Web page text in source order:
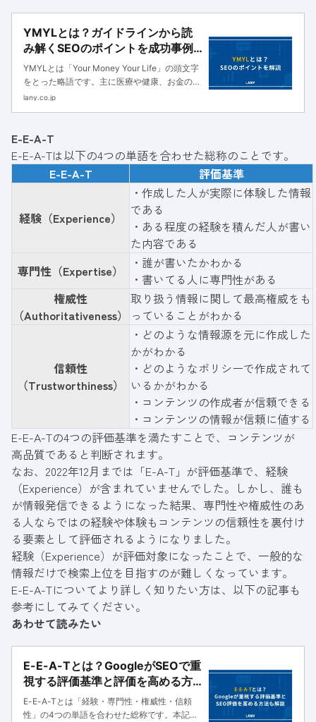
YMYLとは？ガイドラインから読
み解くSEOのポイントを成功事例
とともに解説
YMYLとは「Your Money Your Life」の頭文字
をとった略語です。主に医療や健康、お金のよ
うな人生を左右する可能性があるジャンルのこ
められ...
lany.co.jp
E-E-A-T
E-E-A-Tは以下の4つの単語を合わせた総称のことです。
E-E-A-T
評価基準
経験（Experience）
・作成した人が実際に体験した情報
である
・ある程度の経験を積んだ人が書い
た内容である
専門性（Expertise）
・誰が書いたかわかる
・書いてる人に専門性がある
権威性
（Authoritativeness）
取り扱う情報に関して最高権威をも
っていることがわかる
信頼性
（Trustworthiness）
・どのような情報源を元に作成した
かがわかる
・どのようなポリシーで作成されて
いるかがわかる
・コンテンツの作成者が信頼できる
・コンテンツの情報が信頼に値する
E-E-A-Tの4つの評価基準を満たすことで、コンテンツが
高品質であると判断されます。
なお、2022年12月までは「E-A-T」が評価基準で、経験
（Experience）が含まれていませんでした。しかし、誰も
が情報発信できるようになった結果、専門性や権威性のあ
る人ならではの経験や体験もコンテンツの信頼性を裏付け
る要素として評価されるようになりました。
経験（Experience）が評価対象になったことで、一般的な
情報だけで検索上位を目指すのが難しくなっています。
E-E-A-Tについてより詳しく知りたい方は、以下の記事も
参考にしてみてください。
あわせて読みたい
E-E-A-Tとは？GoogleがSEOで重
視する評価基準と評価を高める方
法も解説
E-E-A-Tとは「経験・専門性・権威性・信頼
性」の4つの単語を合わせた総称です。本記事